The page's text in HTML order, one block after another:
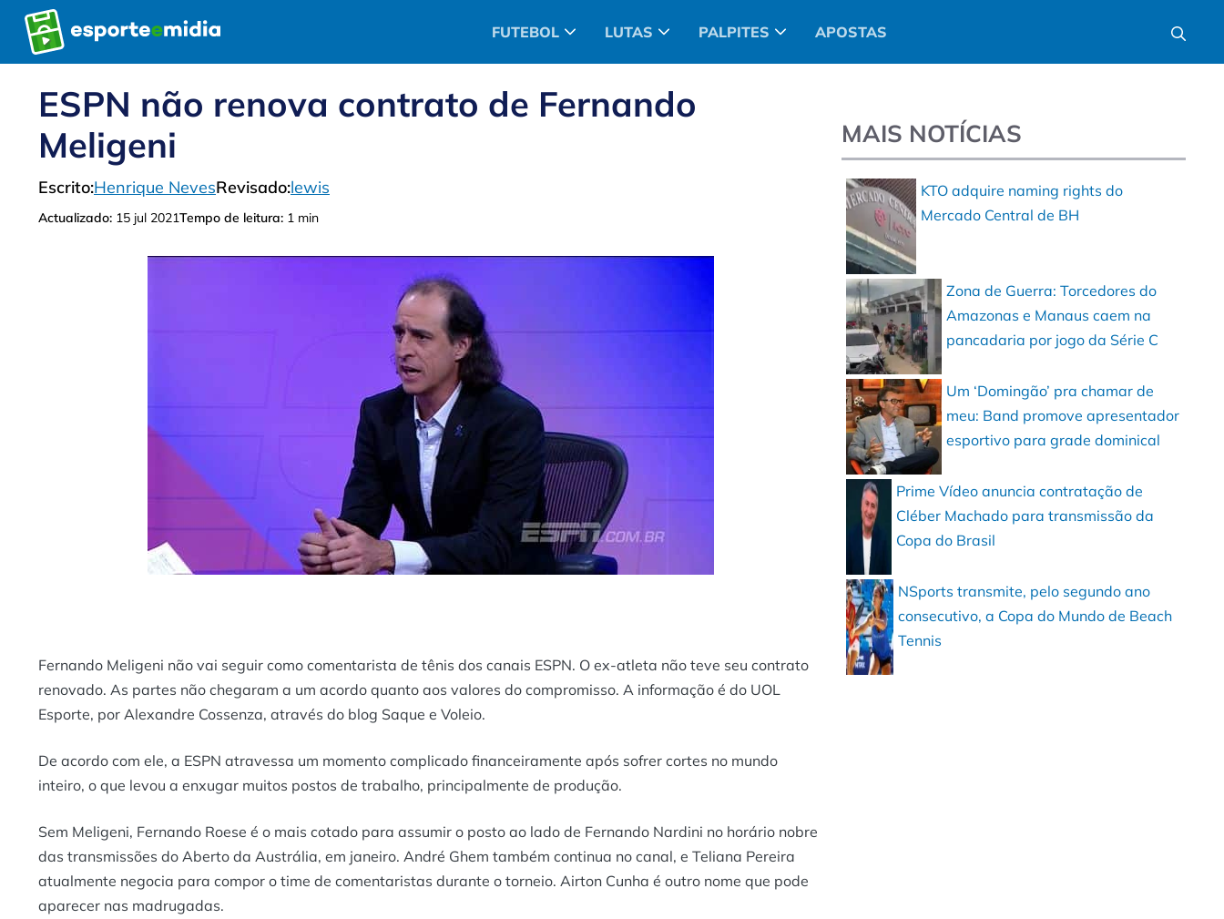
Pular
para
o
FUTEBOL LUTAS PALPITES APOSTAS
ESPN não renova contrato de Fernando
Meligeni
Escrito:Henrique NevesRevisado:lewis
Actualizado: 15 jul 2021Tempo de leitura: 1 min
Fernando Meligeni não vai seguir como comentarista de tênis dos canais ESPN. O ex-atleta não teve seu contrato
renovado. As partes não chegaram a um acordo quanto aos valores do compromisso. A informação é do UOL
Esporte, por Alexandre Cossenza, através do blog Saque e Voleio.
De acordo com ele, a ESPN atravessa um momento complicado financeiramente após sofrer cortes no mundo
inteiro, o que levou a enxugar muitos postos de trabalho, principalmente de produção.
Sem Meligeni, Fernando Roese é o mais cotado para assumir o posto ao lado de Fernando Nardini no horário nobre
das transmissões do Aberto da Austrália, em janeiro. André Ghem também continua no canal, e Teliana Pereira
atualmente negocia para compor o time de comentaristas durante o torneio. Airton Cunha é outro nome que pode
aparecer nas madrugadas.
MAIS NOTÍCIAS
KTO adquire naming rights do
Mercado Central de BH
Zona de Guerra: Torcedores do
Amazonas e Manaus caem na
pancadaria por jogo da Série C
Um ‘Domingão’ pra chamar de
meu: Band promove apresentador
esportivo para grade dominical
Prime Vídeo anuncia contratação de
Cléber Machado para transmissão da
Copa do Brasil
NSports transmite, pelo segundo ano
consecutivo, a Copa do Mundo de Beach
Tennis